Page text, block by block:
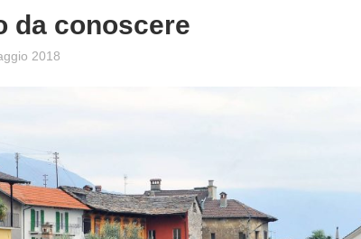
da conoscere
2018